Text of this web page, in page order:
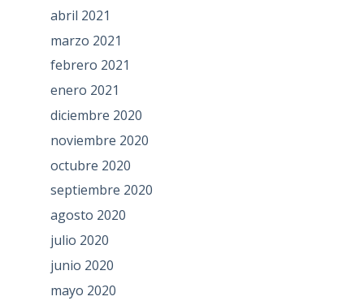
abril 2021
marzo 2021
febrero 2021
enero 2021
diciembre 2020
noviembre 2020
octubre 2020
septiembre 2020
agosto 2020
julio 2020
junio 2020
mayo 2020